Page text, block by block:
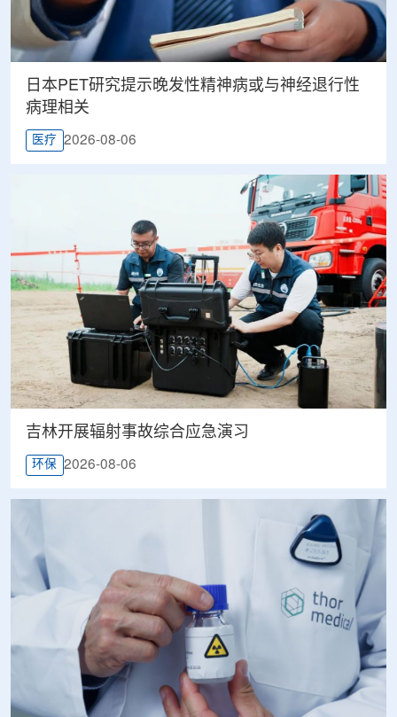
日本PET研究提示晚发性精神病或与神经退行性
病理相关
医疗 2026-08-06
吉林开展辐射事故综合应急演习
环保 2026-08-06